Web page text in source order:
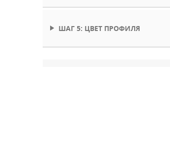
ШАГ 5: ЦВЕТ ПРОФИЛЯ